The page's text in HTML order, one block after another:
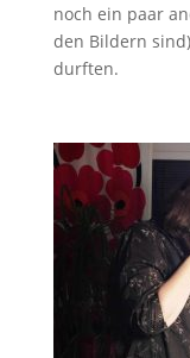
noch ein paar
den Bildern
durften.